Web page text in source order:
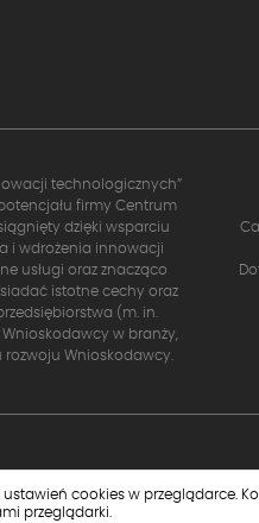
technologicznych”
firmy Centrum
dzięki wsparciu
i wdrożenia innowacji
usługi oraz znacząco
istotne cechy oraz
(m. in.
w branży,
Wnioskodawcy.
cookies w przeglądarce.
przeglądarki.